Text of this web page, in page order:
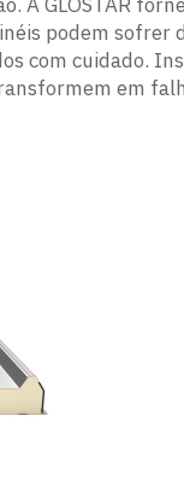
podem sofrer
com cuidado.
em